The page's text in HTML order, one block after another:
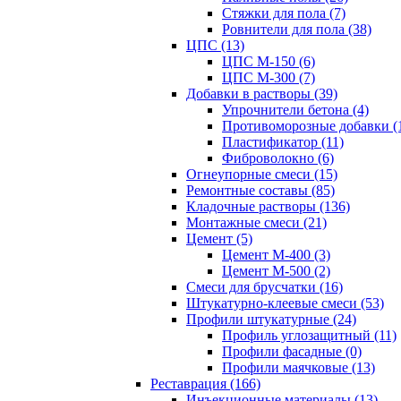
Стяжки для пола (7)
Ровнители для пола (38)
ЦПС (13)
ЦПС М-150 (6)
ЦПС М-300 (7)
Добавки в растворы (39)
Упрочнители бетона (4)
Противоморозные добавки
Пластификатор (11)
Фиброволокно (6)
Огнеупорные смеси (15)
Ремонтные составы (85)
Кладочные растворы (136)
Монтажные смеси (21)
Цемент (5)
Цемент М-400 (3)
Цемент М-500 (2)
Смеси для брусчатки (16)
Штукатурно-клеевые смеси (53)
Профили штукатурные (24)
Профиль углозащитный (11)
Профили фасадные (0)
Профили маячковые (13)
Реставрация (166)